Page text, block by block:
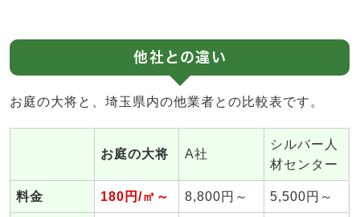
他社との違い
お庭の大将と、埼玉県内の他業者との比較表です。
お庭の大将 A社
シルバー人
材センター
料金 180円/㎡～ 8,800円～ 5,500円～